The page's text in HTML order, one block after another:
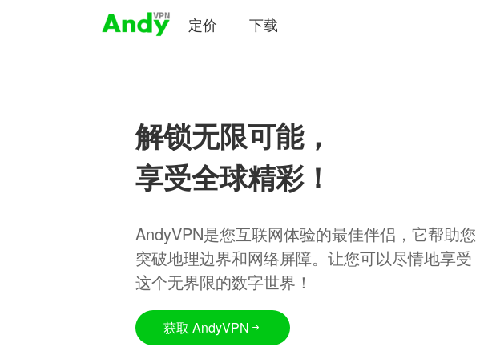
定价 下载
解锁无限可能，
享受全球精彩！
AndyVPN是您互联网体验的最佳伴侣，它帮助您
突破地理边界和网络屏障。让您可以尽情地享受
这个无界限的数字世界！
获取 AndyVPN